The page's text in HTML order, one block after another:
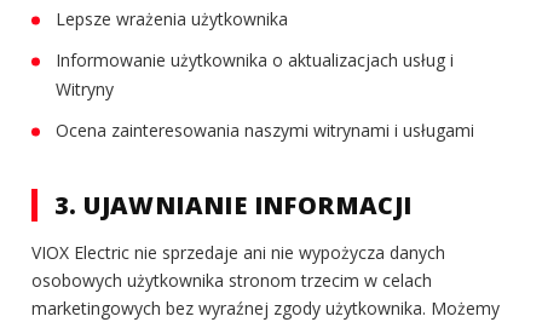
Lepsze wrażenia użytkownika
Informowanie użytkownika o aktualizacjach usług i
Witryny
Ocena zainteresowania naszymi witrynami i usługami
3. UJAWNIANIE INFORMACJI
VIOX Electric nie sprzedaje ani nie wypożycza danych
osobowych użytkownika stronom trzecim w celach
marketingowych bez wyraźnej zgody użytkownika. Możemy